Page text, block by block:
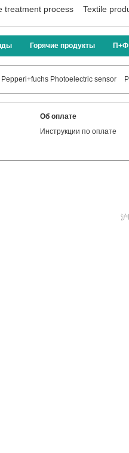
treatment process
Textile
Горячие продукты П+Ф
Pepperl+fuchs Photoelectric sensor
Об оплате
Инструкции по оплате